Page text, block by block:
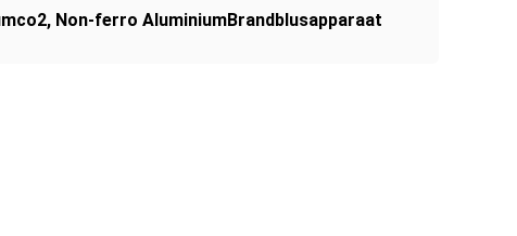
, Non-ferro AluminiumBrandblusapparaat